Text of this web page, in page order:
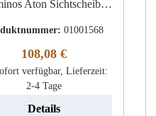
Aton Sichtscheibe
x 325 mm x 4 mm Form
hitzebeständig 4
abgerundete Ecken
01001568
Regulärer Preis:
108,08 €
verfügbar, Lieferzeit:
2-4 Tage
Details